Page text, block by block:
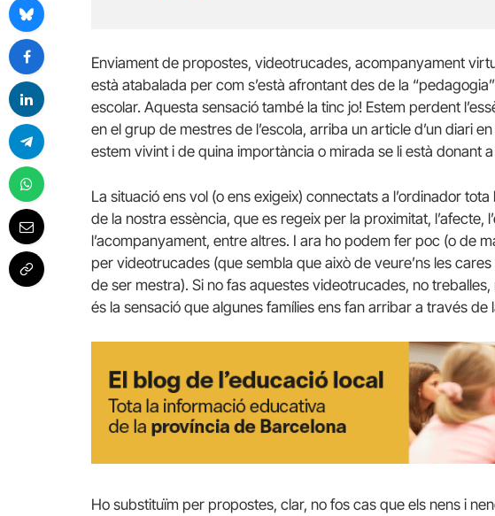
Enviament de propostes, videotrucades, acompanyament
està atabalada per com s’està afrontant des de la
escolar. Aquesta sensació també la tinc jo! Estem perdent
en el grup de mestres de l’escola, arriba un article d’un diari
estem vivint i de quina importància o mirada se li està donant
La situació ens vol (o ens exigeix) connectats a l’ordinador
de la nostra essència, que es regeix per la proximitat, l’afecte,
l’acompanyament, entre altres. I ara ho podem fer poc (o de
per videotrucades (que sembla que això de veure’ns les
de ser mestra). Si no fas aquestes videotrucades, no
és la sensació que algunes famílies ens fan arribar a través de
Ho substituïm per propostes, clar, no fos cas que els nens i